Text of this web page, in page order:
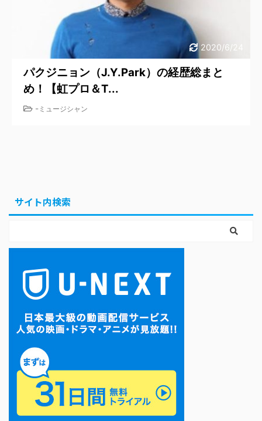
2020/6/24
パクジニョン（J.Y.Park）の経歴総まと
め！【虹プロ＆T...
- ミュージシャン
サイト内検索